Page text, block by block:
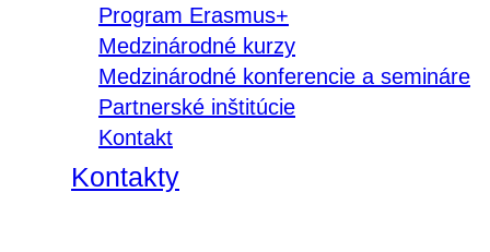
Program Erasmus+
Medzinárodné kurzy
Medzinárodné konferencie a semináre
Partnerské inštitúcie
Kontakt
Kontakty